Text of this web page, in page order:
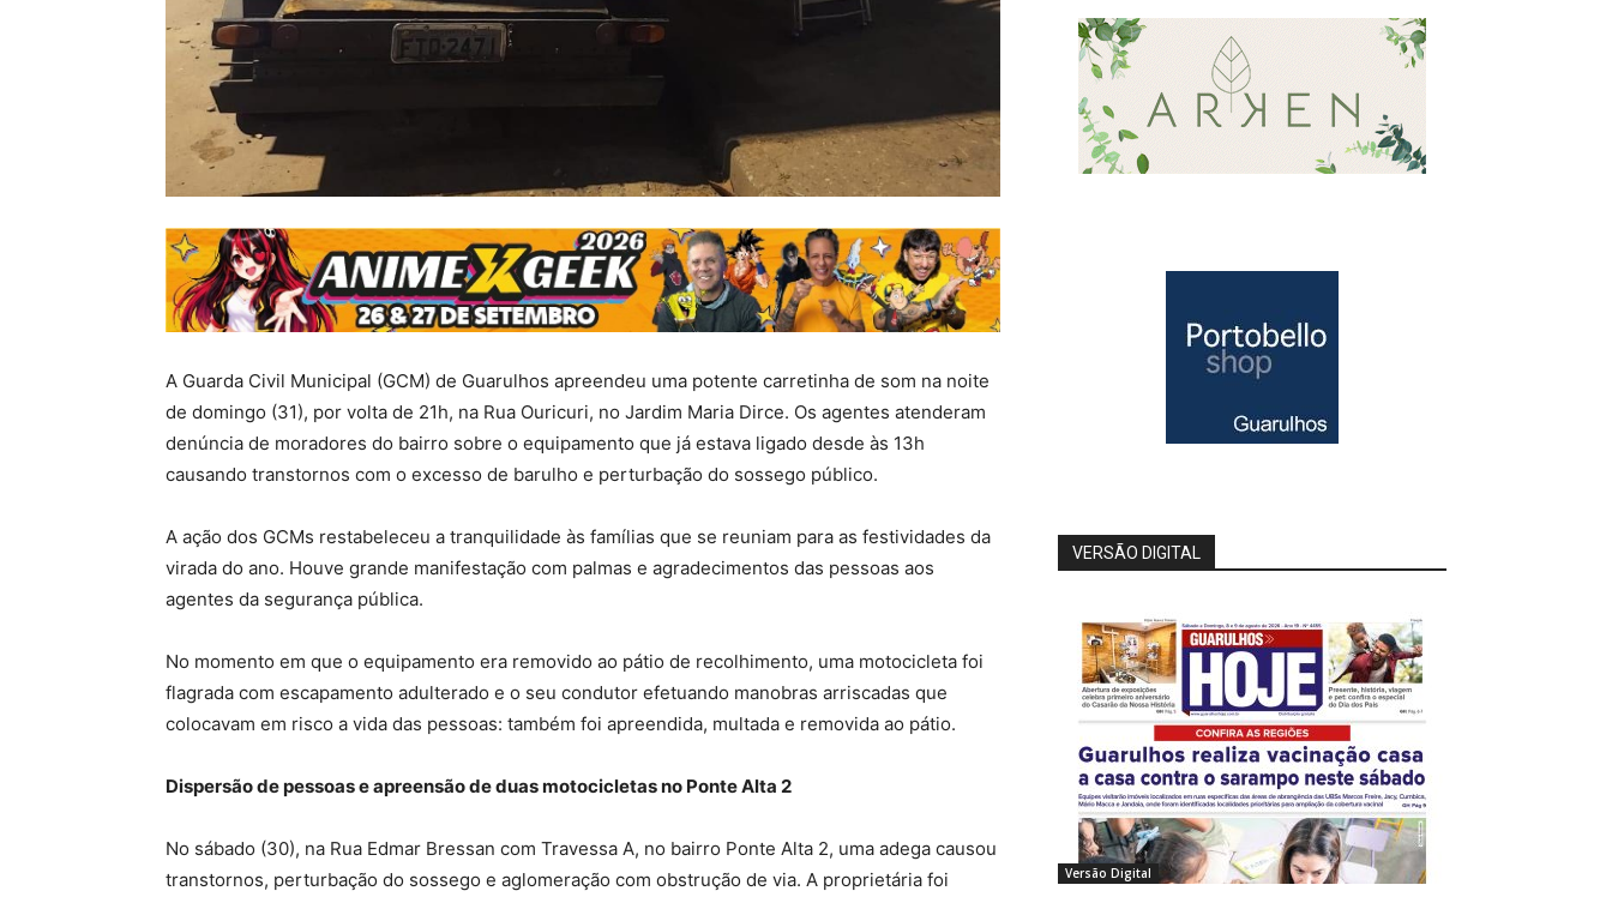
A Guarda Civil Municipal (GCM) de Guarulhos apreendeu uma potente carretinha de som na noite
de domingo (31), por volta de 21h, na Rua Ouricuri, no Jardim Maria Dirce. Os agentes atenderam
denúncia de moradores do bairro sobre o equipamento que já estava ligado desde às 13h
causando transtornos com o excesso de barulho e perturbação do sossego público.
A ação dos GCMs restabeleceu a tranquilidade às famílias que se reuniam para as festividades da
virada do ano. Houve grande manifestação com palmas e agradecimentos das pessoas aos
agentes da segurança pública.
No momento em que o equipamento era removido ao pátio de recolhimento, uma motocicleta foi
flagrada com escapamento adulterado e o seu condutor efetuando manobras arriscadas que
colocavam em risco a vida das pessoas: também foi apreendida, multada e removida ao pátio.
Dispersão de pessoas e apreensão de duas motocicletas no Ponte Alta 2
No sábado (30), na Rua Edmar Bressan com Travessa A, no bairro Ponte Alta 2, uma adega causou
transtornos, perturbação do sossego e aglomeração com obstrução de via. A proprietária foi
VERSÃO DIGITAL
Versão Digital